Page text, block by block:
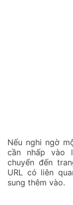
Nếu nghi ngờ
cần nhấp vào
chuyển đến
URL có liên
sung thêm vào.